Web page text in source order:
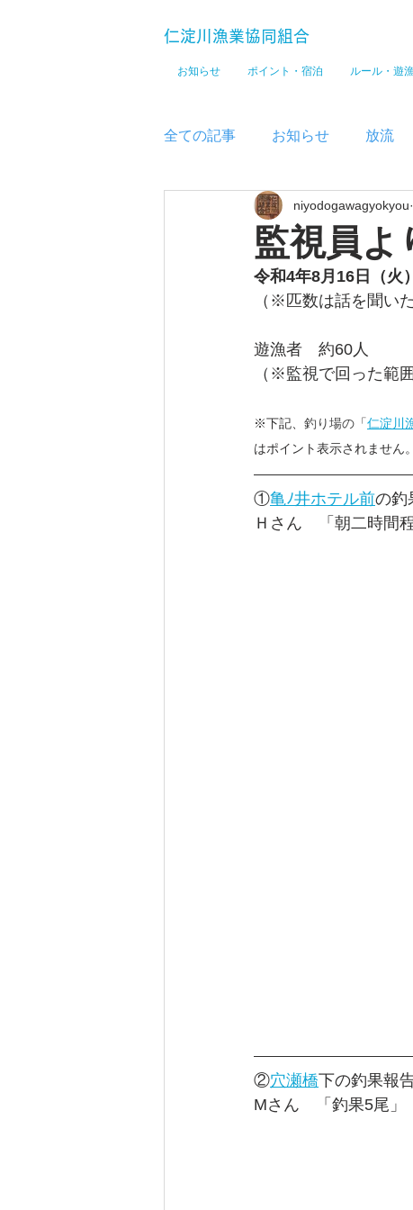
仁淀川漁業協同組合
お知らせ ポイント・宿泊 ルール・遊
全ての記事 お知らせ 放流
メディア
監視員よ
niyodogawagyokyou
令和4年8月16日（火
（※匹数は話を聞い
遊漁者　約60人
（※監視で回った範
※下記、 釣り場の 「仁淀川
はポイント表示されません
①亀ﾉ井ホテル前の釣
Ｈさん　「朝二時間
②穴瀬橋下の釣果報
Mさん　「釣果5尾」